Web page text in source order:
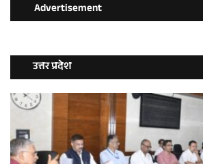
Advertisement
उत्तर प्रदेश